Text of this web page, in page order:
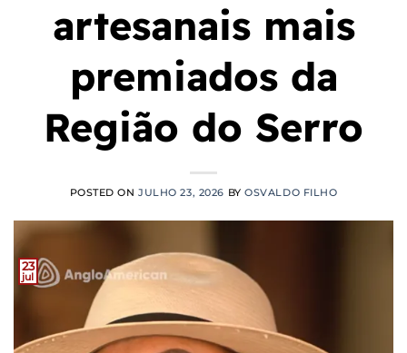
artesanais mais
premiados da
Região do Serro
POSTED ONJULHO 23, 2026 BYOSVALDO FILHO
23
jul